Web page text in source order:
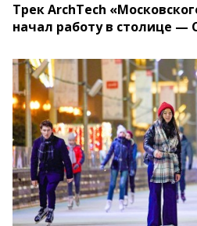
Трек ArchTech
начал работу в столице —